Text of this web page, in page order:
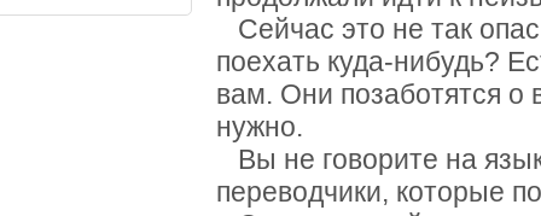
Сейчас это не так
поехать куда-нибудь?
вам. Они позаботятся о
нужно.
Вы не говорите на
переводчики, которые